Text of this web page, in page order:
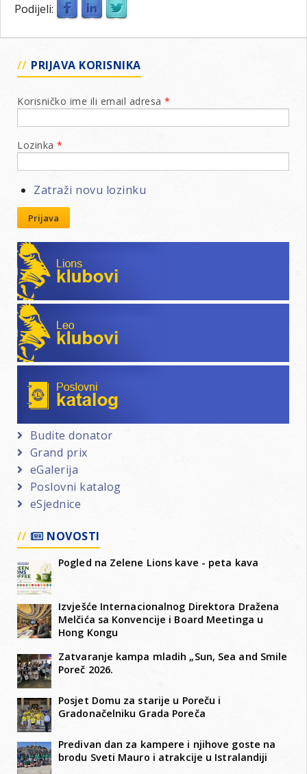
Podijeli:
PRIJAVA KORISNIKA
Korisničko ime ili email adresa *
Lozinka *
Zatraži novu lozinku
Prijava
Lions klubovi
Leo klubovi
Budite donator
Grand prix
eGalerija
Poslovni katalog
eSjednice
NOVOSTI
Pogled na Zelene Lions kave - peta kava
Izvješće Internacionalnog Direktora Dražena
Melčića sa Konvencije i Board Meetinga u
Hong Kongu
Zatvaranje kampa mladih „Sun, Sea and Smile
Poreč 2026.
Posjet Domu za starije u Poreču i
Gradonačelniku Grada Poreča
Predivan dan za kampere i njihove goste na
brodu Sveti Mauro i atrakcije u Istralandiji